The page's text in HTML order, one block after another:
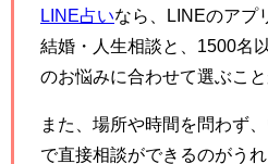
LINE占いなら、LINEのアプ
結婚・人生相談と、1500名
のお悩みに合わせて選ぶこと
また、場所や時間を問わず
で直接相談ができるのがう